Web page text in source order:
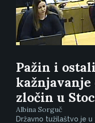
Pažin i
kažnjavanje
zločin u
Albina Sorguč
Državno tužilaštvo je